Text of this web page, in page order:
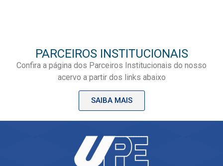
PARCEIROS INSTITUCIONAIS
Confira a página dos Parceiros Institucionais do nosso
acervo a partir dos links abaixo
SAIBA MAIS